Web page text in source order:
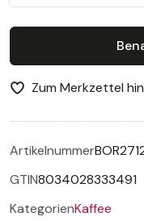
Zum Merkzettel
Artikelnummer
GTIN8034028333491
KategorienKaffee